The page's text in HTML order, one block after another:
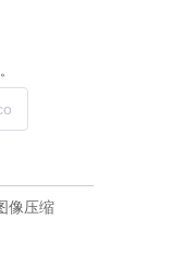
像压缩